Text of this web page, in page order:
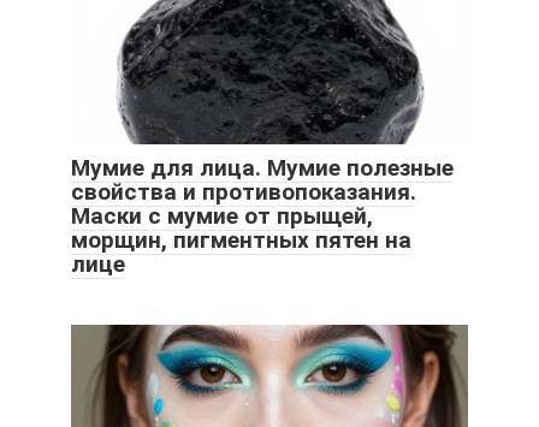
Мумие для лица. Мумие полезные
свойства и противопоказания.
Маски с мумие от прыщей,
морщин, пигментных пятен на
лице